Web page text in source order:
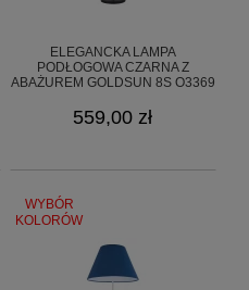
ELEGANCKA LAMPA
PODŁOGOWA CZARNA Z
ABAŻUREM GOLDSUN 8S O3369
559,00 zł
WYBÓR
KOLORÓW